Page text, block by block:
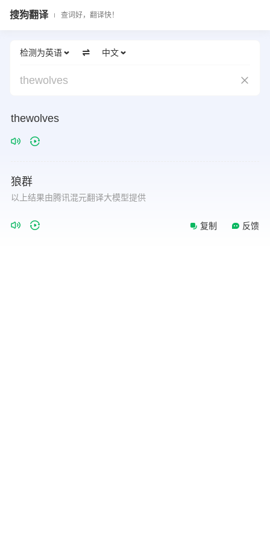
搜狗翻译 查词好，翻译快！
检测为英语 中文
thewolves
thewolves
狼群
以上结果由腾讯混元翻译大模型提供
复制 反馈